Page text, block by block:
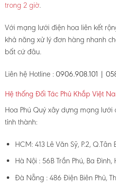
trong 2 giờ.
Với mạng lưới điện hoa liên kết
khả năng xử lý đơn hàng nhanh
bất cứ đâu.
Liên hệ Hotline : 0906.908.101 |
Hệ thống Đối Tác Phủ Khắp Việt
Hoa Phú Quý xây dựng mạng
tỉnh thành:
HCM: 413 Lê Văn Sỹ, P.2, Q.Tân
Hà Nội : 56B Trần Phú, Ba Đình,
Đà Nẵng : 486 Điện Biên Phủ,